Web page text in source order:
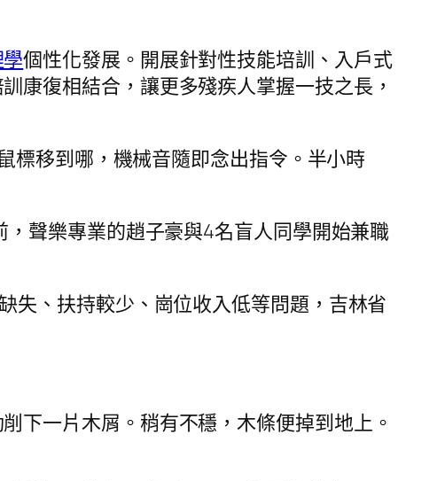
個性化發展。開展針對性技能培訓、入戶式
康復相結合，讓更多殘疾人掌握一技之長，
標移到哪，機械音隨即念出指令。半小時
聲樂專業的趙子豪與4名盲人同學開始兼職
失、扶持較少、崗位收入低等問題，吉林省
下一片木屑。稍有不穩，木條便掉到地上。